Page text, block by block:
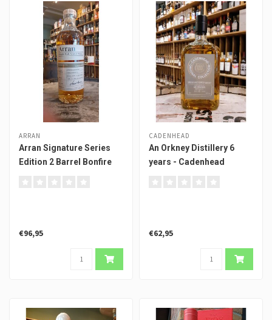
ARRAN
Arran Signature Series
Edition 2 Barrel Bonfire
€96,95
CADENHEAD
An Orkney Distillery 6
years - Cadenhead
€62,95